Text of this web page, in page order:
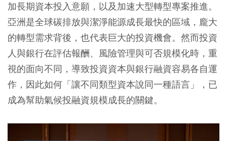
加長期資本投入意願，以及加速大型轉型專案推進。
亞洲是全球碳排放與潔淨能源成長最快的區域，龐大
的轉型需求背後，也代表巨大的投資機會。然而投資
人與銀行在評估報酬、風險管理與可否規模化時，重
視的面向不同，導致投資資本與銀行融資容易各自運
作，因此如何「讓不同類型資本說同一種語言」，已
成為幫助氣候投融資規模成長的關鍵。